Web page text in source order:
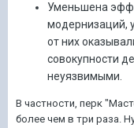
Уменьшена
модернизаций,
от них
совокупности
неуязвимыми.
В частности, перк
более чем в три раза.